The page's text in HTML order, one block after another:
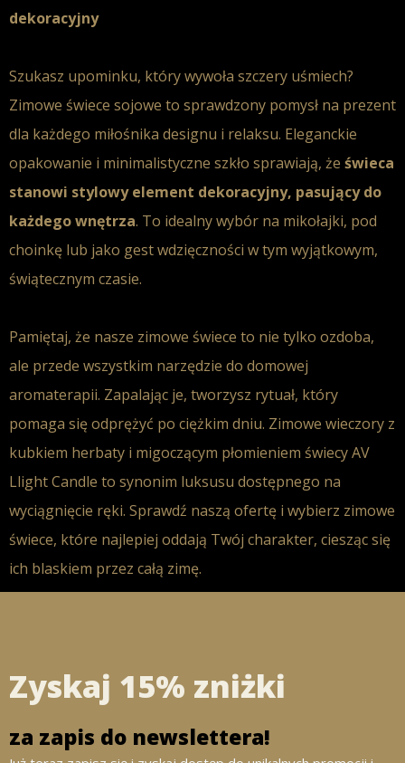
dekoracyjny
Szukasz upominku, który wywoła szczery uśmiech?
Zimowe świece sojowe to sprawdzony pomysł na prezent
dla każdego miłośnika designu i relaksu. Eleganckie
opakowanie i minimalistyczne szkło sprawiają, że świeca
stanowi stylowyelement dekoracyjny, pasujący do
każdego wnętrza. To idealny wybór na mikołajki, pod
choinkę lub jako gest wdzięczności w tym wyjątkowym,
świątecznym czasie.
Pamiętaj, że nasze zimowe świece to nie tylko ozdoba,
ale przede wszystkim narzędzie do domowej
aromaterapii. Zapalając je, tworzysz rytuał, który
pomaga się odprężyć po ciężkim dniu. Zimowe wieczory z
kubkiem herbaty i migoczącym płomieniem świecy AV
Llight Candle to synonim luksusu dostępnego na
wyciągnięcie ręki. Sprawdź naszą ofertę i wybierz zimowe
świece, które najlepiej oddają Twój charakter, ciesząc się
ich blaskiem przez całą zimę.
Zyskaj 15% zniżki
za zapis do newslettera!